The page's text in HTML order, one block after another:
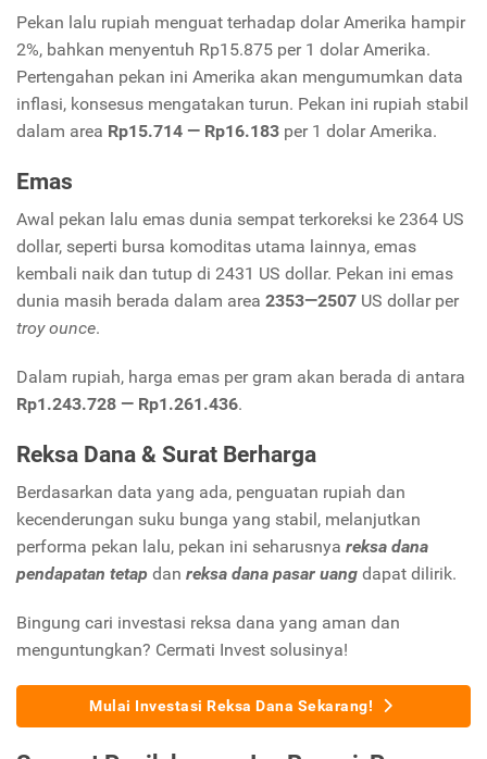
Pekan lalu rupiah menguat terhadap dolar Amerika hampir
2%, bahkan menyentuh Rp15.875 per 1 dolar Amerika.
Pertengahan pekan ini Amerika akan mengumumkan data
inflasi, konsesus mengatakan turun. Pekan ini rupiah stabil
dalam area Rp15.714 — Rp16.183 per 1 dolar Amerika.
Emas
Awal pekan lalu emas dunia sempat terkoreksi ke 2364 US
dollar, seperti bursa komoditas utama lainnya, emas
kembali naik dan tutup di 2431 US dollar. Pekan ini emas
dunia masih berada dalam area 2353—2507 US dollar per
troy ounce.
Dalam rupiah, harga emas per gram akan berada di antara
Rp1.243.728 — Rp1.261.436.
Reksa Dana & Surat Berharga
Berdasarkan data yang ada, penguatan rupiah dan
kecenderungan suku bunga yang stabil, melanjutkan
performa pekan lalu, pekan ini seharusnya reksa dana
pendapatan tetap dan reksa dana pasar uang dapat dilirik.
Bingung cari investasi reksa dana yang aman dan
menguntungkan? Cermati Invest solusinya!
Mulai Investasi Reksa Dana Sekarang!